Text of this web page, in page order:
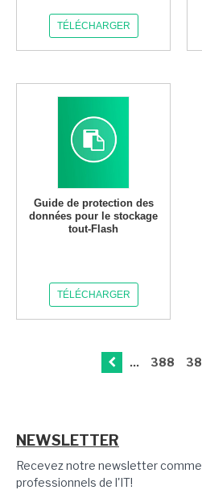
TÉLÉCHARGER
Guide de protection des
données pour le stockage
tout-Flash
TÉLÉCHARGER
... 388
NEWSLETTER
Recevez notre newsletter
professionnels de l'IT!